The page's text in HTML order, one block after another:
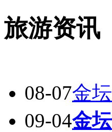
旅游资讯
08-07金
09-04金